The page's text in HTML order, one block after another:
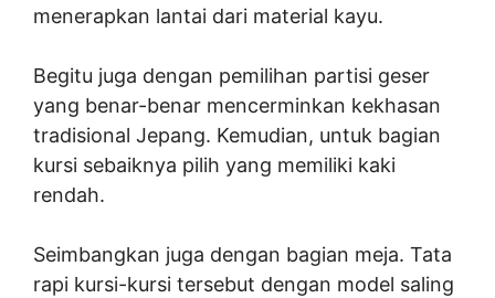
menerapkan lantai dari material kayu.
Begitu juga dengan pemilihan partisi geser
yang benar-benar mencerminkan kekhasan
tradisional Jepang. Kemudian, untuk bagian
kursi sebaiknya pilih yang memiliki kaki
rendah.
Seimbangkan juga dengan bagian meja. Tata
rapi kursi-kursi tersebut dengan model saling